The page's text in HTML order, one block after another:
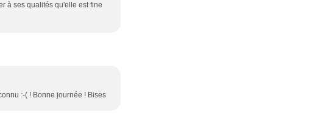
à ses qualités qu'elle est fine
:-( ! Bonne journée ! Bises